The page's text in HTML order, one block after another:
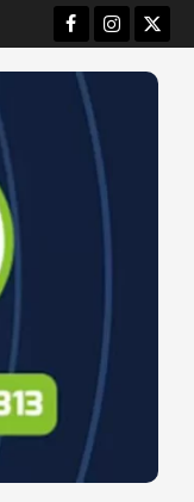
Facebook
Instagram